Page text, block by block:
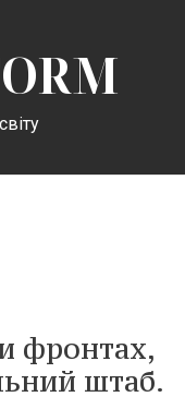
фронтах,
штаб.